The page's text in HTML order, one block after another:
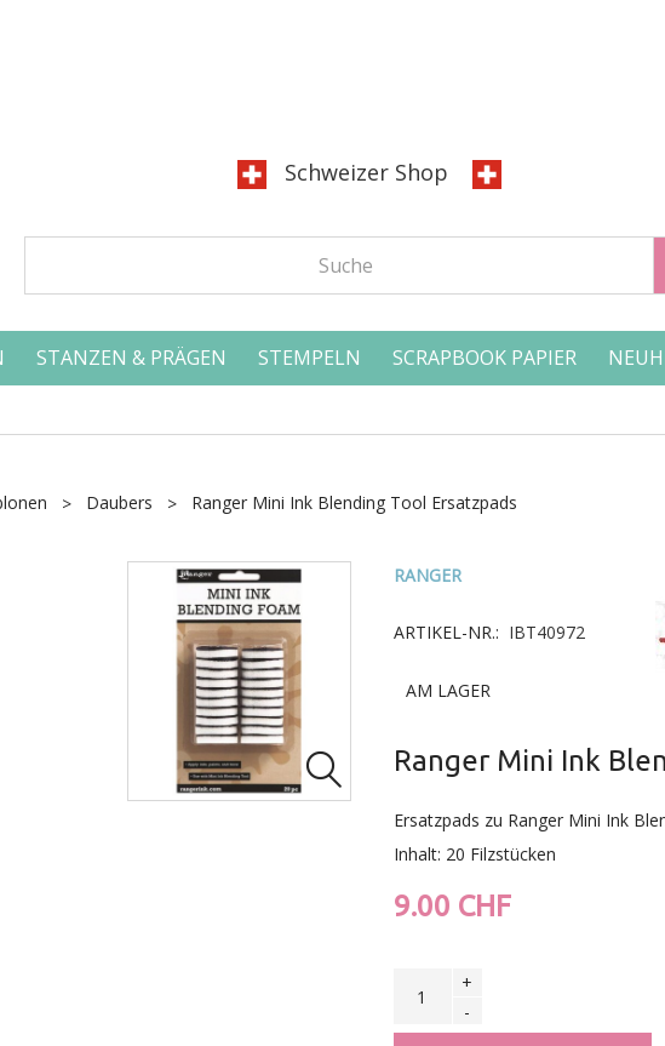
Schweizer Shop
STANZEN & PRÄGEN STEMPELN SCRAPBOOK PAPIER
Daubers Ranger Mini Ink Blending Tool Ersatzpads

RANGER
ARTIKEL-NR.: IBT40972
AM LAGER
Ranger Mini Ink
Ersatzpads zu Ranger Mini Ink
Inhalt: 20 Filzstücken
9.00 CHF
+
-